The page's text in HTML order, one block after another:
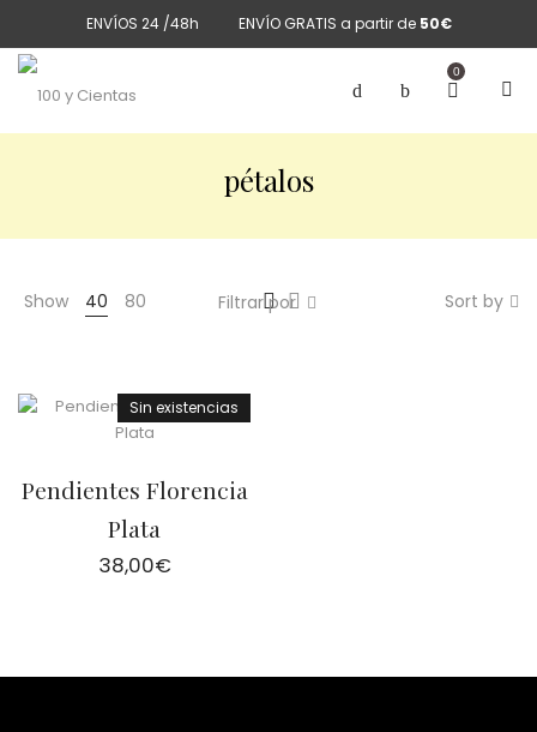
ENVÍOS 24 /48h ENVÍO GRATIS a partir de 50€
0
pétalos
Show 40 80 Sort by
Filtrar por
Sin existencias
Pendientes Florencia
Plata
38,00€